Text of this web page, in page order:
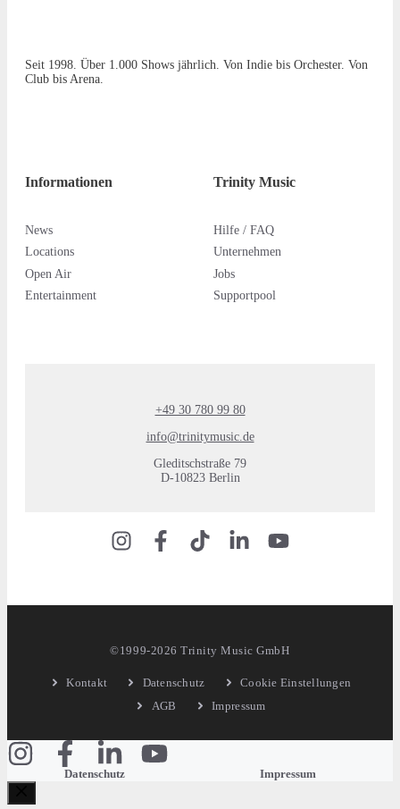
Seit 1998. Über 1.000 Shows jährlich. Von Indie bis Orchester. Von
Club bis Arena.
Informationen
News
Locations
Open Air
Entertainment
Trinity Music
Hilfe / FAQ
Unternehmen
Jobs
Supportpool
+49 30 780 99 80
info@trinitymusic.de
Gleditschstraße 79
D-10823 Berlin
©1999-2026 Trinity Music GmbH
Kontakt Datenschutz
Cookie Einstellungen
AGB
Impressum
Datenschutz Impressum